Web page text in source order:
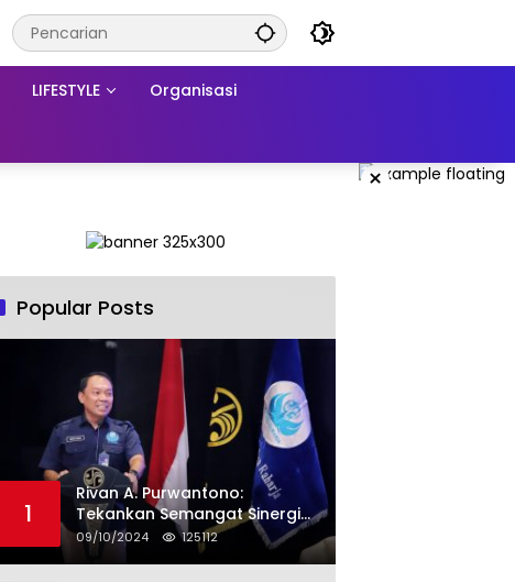
LIFESTYLE Organisasi
×
Popular Posts
1
Rivan A. Purwantono:
Tekankan Semangat Sinergi
dan Kolaborasi dalam
Rakernas Serikat Pekerja Jasa
09/10/2024 125112